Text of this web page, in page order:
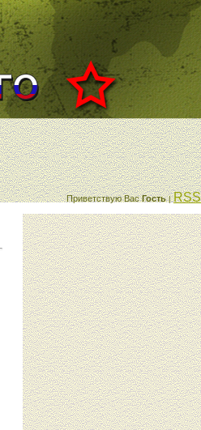
Приветствую Вас Гость |RSS